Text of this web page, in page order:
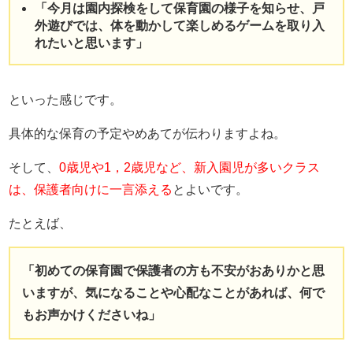
「今月は園内探検をして保育園の様子を知らせ、戸
外遊びでは、体を動かして楽しめるゲームを取り入
れたいと思います」
といった感じです。
具体的な保育の予定やめあてが伝わりますよね。
そして、0歳児や1，2歳児など、新入園児が多いクラス
は、保護者向けに一言添える とよいです。
たとえば、
「初めての保育園で保護者の方も不安がおありかと思
いますが、気になることや心配なことがあれば、何で
もお声かけくださいね」